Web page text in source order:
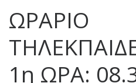
ΩΡΑΡΙΟ
1η ΩΡΑ: